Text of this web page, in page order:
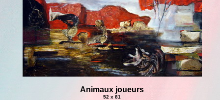
Animaux joueurs
52 x 81